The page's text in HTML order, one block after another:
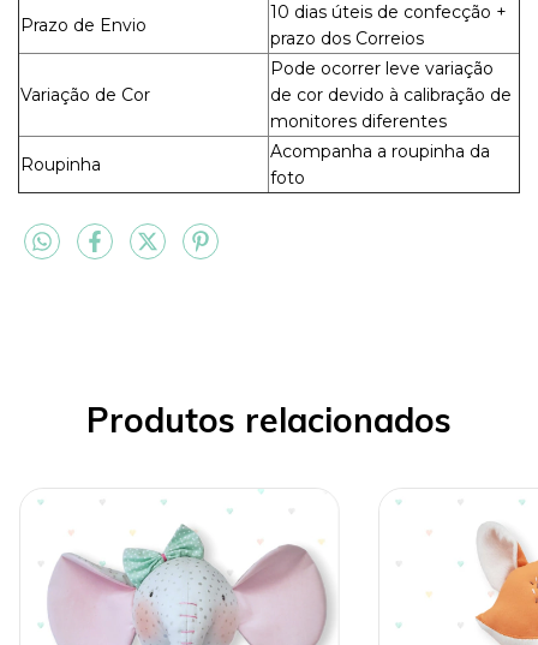
Prazo de Envio
10 dias úteis de confecção +
prazo dos Correios
Variação de Cor
Pode ocorrer leve variação
de cor devido à calibração de
monitores diferentes
Roupinha
Acompanha a roupinha da
foto
Produtos relacionados